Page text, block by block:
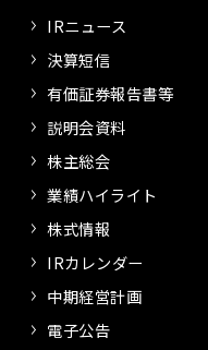
IRニュース
決算短信
有価証券報告書等
説明会資料
株主総会
業績ハイライト
株式情報
IRカレンダー
中期経営計画
電子公告